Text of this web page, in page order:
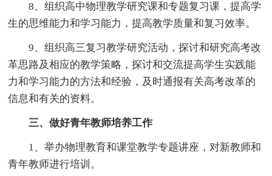
8、组织高中物理教学研究课和专题复习课，提高学
生的思维能力和学习能力，提高教学质量和复习效率。
9、组织高三复习教学研究活动，探讨和研究高考改
革思路及相应的教学策略，探讨和交流提高学生实践能
力和学习能力的方法和经验，及时通报有关高考改革的
信息和有关的资料。
三、做好青年教师培养工作
1、举办物理教育和课堂教学专题讲座，对新教师和
青年教师进行培训。